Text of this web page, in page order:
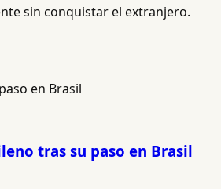
sin conquistar el extranjero.
tras su paso en Brasil